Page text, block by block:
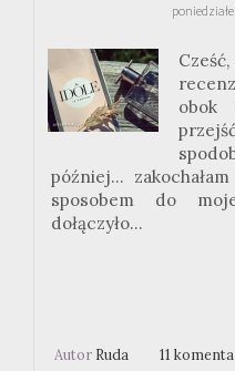
obok
później...
sposobem do
dołączyło...
Autor Ruda 11